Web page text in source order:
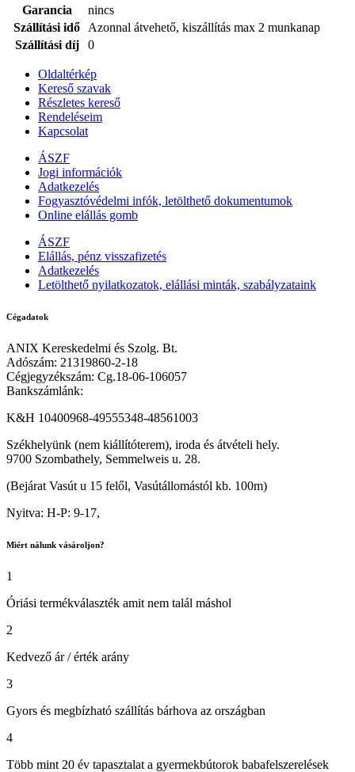
Garancia
nincs
Szállítási idő
Azonnal átvehető, kiszállítás max 2 munkanap
Szállítási díj
0
Oldaltérkép
Kereső szavak
Részletes kereső
Rendeléseim
Kapcsolat
ÁSZF
Jogi információk
Adatkezelés
Fogyasztóvédelmi infók, letölthető dokumentumok
Online elállás gomb
ÁSZF
Elállás, pénz visszafizetés
Adatkezelés
Letölthető nyilatkozatok, elállási minták, szabályzataink
Cégadatok
ANIX Kereskedelmi és Szolg. Bt.
Adószám: 21319860-2-18
Cégjegyzékszám: Cg.18-06-106057
Bankszámlánk:
K&H 10400968-49555348-48561003
Székhelyünk (nem kiállítóterem), iroda és átvételi hely.
9700 Szombathely, Semmelweis u. 28.
(Bejárat Vasút u 15 felől, Vasútállomástól kb. 100m)
Nyitva: H-P: 9-17,
Miért nálunk vásároljon?
1
Óriási termékválaszték amit nem talál máshol
2
Kedvező ár / érték arány
3
Gyors és megbízható szállítás bárhova az országban
4
Több mint 20 év tapasztalat a gyermekbútorok babafelszerelések